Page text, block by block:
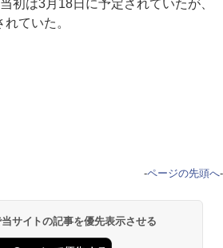
初は3月18日に予定されていたが、
ていた。
-ページの先頭へ-
サイトの記事を優先表示させる